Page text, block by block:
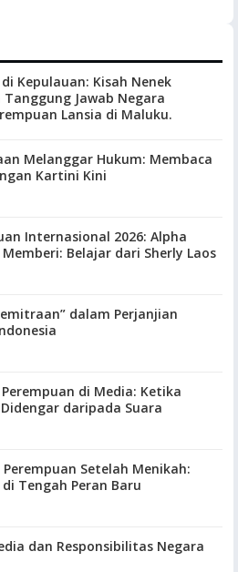
Kepulauan: Kisah Nenek
Tanggung Jawab Negara
Lansia di Maluku.
Melanggar Hukum: Membaca
Kartini Kini
Internasional 2026: Alpha
Memberi: Belajar dari Sherly Laos
dalam Perjanjian
di Media: Ketika
daripada Suara
Setelah Menikah:
Tengah Peran Baru
dan Responsibilitas Negara